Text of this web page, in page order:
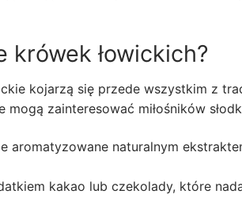
krówek łowickich?
kojarzą się przede wszystkim z
mogą zainteresować miłośników
aromatyzowane naturalnym
kakao lub czekolady, które